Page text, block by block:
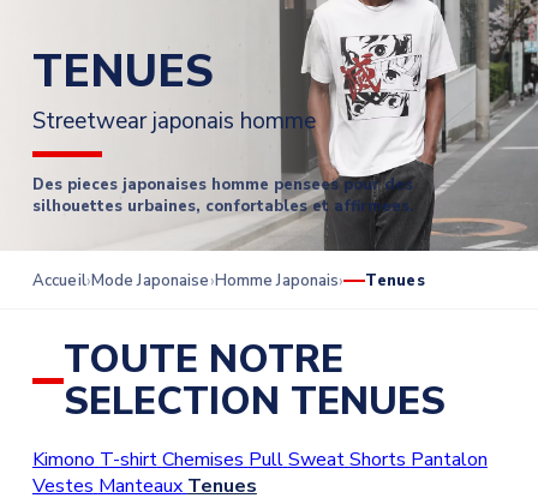
TENUES
Streetwear japonais homme
Des pieces japonaises homme pensees pour des
silhouettes urbaines, confortables et affirmees.
Accueil Mode Japonaise Homme Japonais Tenues
TOUTE NOTRE
SELECTION TENUES
Kimono T-shirtChemises PullSweatShorts Pantalon
Vestes Manteaux Tenues